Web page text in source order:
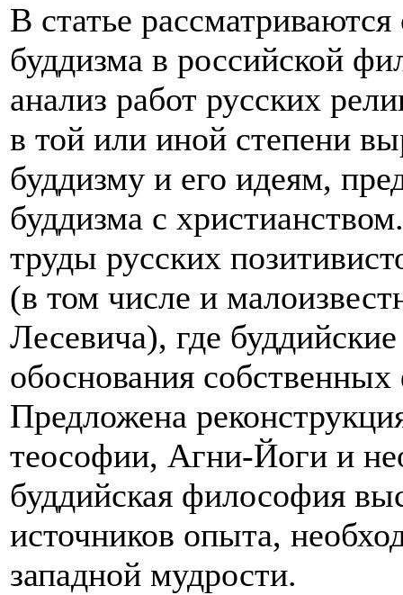
В статье
буддизма в российской
анализ работ русских
в той или иной степени
буддизму и его идеям,
буддизма с
труды русских
(в том числе и
Лесевича), где
обоснования
Предложена
теософии, Агни-Йоги и
буддийская философия
источников опыта,
западной мудрости.